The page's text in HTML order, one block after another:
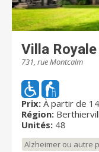
Villa
731, rue Montcalm
Prix: À partir de
Région:
Unités: 48
Alzheimer ou autre